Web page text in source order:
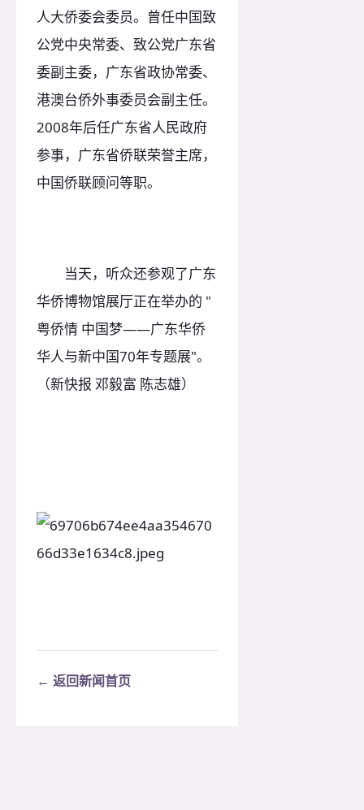
人大侨委会委员。曾任中国致
公党中央常委、致公党广东省
委副主委，广东省政协常委、
港澳台侨外事委员会副主任。
2008年后任广东省人民政府
参事，广东省侨联荣誉主席，
中国侨联顾问等职。
当天，听众还参观了广东
华侨博物馆展厅正在举办的 "
粤侨情 中国梦——广东华侨
华人与新中国70年专题展"。
（新快报 邓毅富 陈志雄）
← 返回新闻首页